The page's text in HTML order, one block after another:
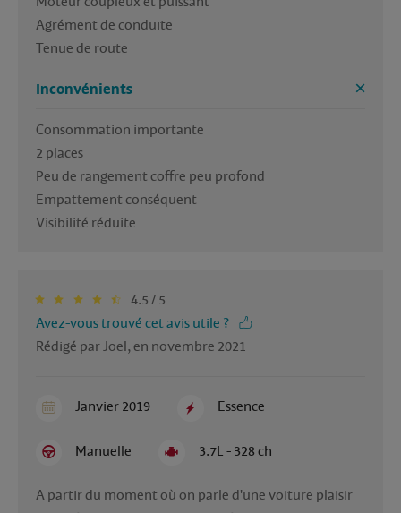
Agrément de conduite
Tenue de route
Inconvénients
Consommation importante
2 places
Peu de rangement coffre peu profond
Empattement conséquent
Visibilité réduite
4.5 / 5
Avez-vous trouvé cet avis utile ?
Rédigé par Joel, en novembre 2021
Janvier 2019 Essence
Manuelle 3.7L - 328 ch
A partir du moment où on parle d'une voiture plaisir